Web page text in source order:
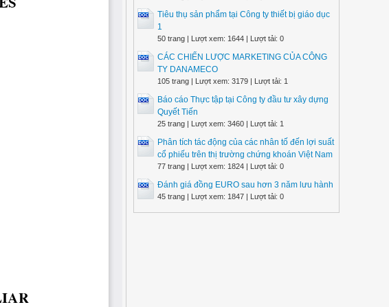
Tiêu thụ sản phẩm tại Công ty thiết bị giáo dục
1
50 trang | Lượt xem: 1644 | Lượt tải: 0
CÁC CHIẾN LƯỢC MARKETING CỦA CÔNG
TY DANAMECO
105 trang | Lượt xem: 3179 | Lượt tải: 1
Báo cáo Thực tập tại Công ty đầu tư xây dựng
Quyết Tiến
25 trang | Lượt xem: 3460 | Lượt tải: 1
Phân tích tác động của các nhân tố đến lợi suất
cổ phiếu trên thị trường chứng khoán Việt Nam
77 trang | Lượt xem: 1824 | Lượt tải: 0
Đánh giá đồng EURO sau hơn 3 năm lưu hành
45 trang | Lượt xem: 1847 | Lượt tải: 0